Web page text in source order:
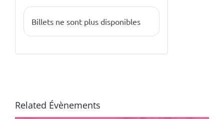
Billets ne sont plus disponibles
Related Évènements